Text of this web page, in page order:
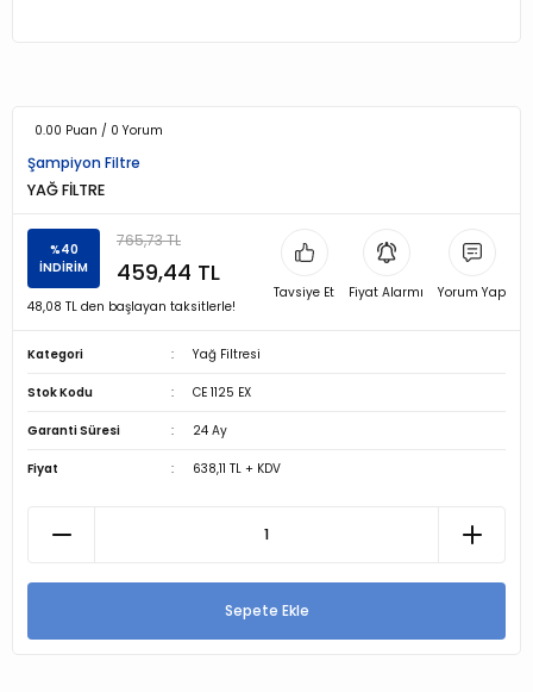
0.00 Puan / 0 Yorum
Şampiyon Filtre
YAĞ FİLTRE
%40
İNDİRİM
765,73 TL
459,44 TL
48,08 TL den başlayan taksitlerle!
Tavsiye Et Fiyat Alarmı Yorum Yap
Kategori Yağ Filtresi
Stok Kodu CE 1125 EX
Garanti Süresi 24 Ay
Fiyat 638,11 TL + KDV
Sepete Ekle